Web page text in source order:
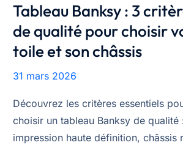
Tableau Banksy : 3
de qualité pour choisir
toile et son châssis
31 mars 2026
Découvrez les critères essentiels
choisir un tableau Banksy de qualité
impression haute définition, châssis